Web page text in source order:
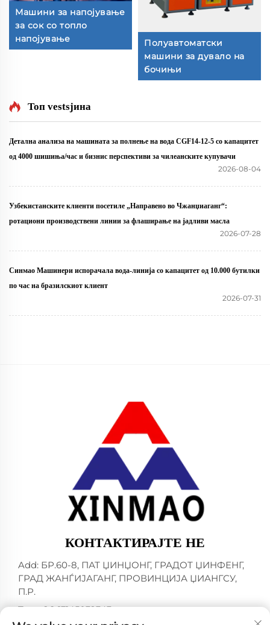
Машини за напојување
за сок со топло
напојување
Полуавтоматски
машини за дувало на
бочињи
Топ vestsјина
Детална анализа на машината за полнење на вода CGF14-12-5 со капацитет
од 4000 шишиња/час и бизнис перспективи за чилеанските купувачи
2026-08-04
Узбекистанските клиенти посетиле „Направено во Чжанџиаганг“:
ротациони производствени линии за флаширање на јадливи масла
2026-07-28
Синмао Машинери испорачала вода-линија со капацитет од 10.000 бутилки
по час на бразилскиот клиент
2026-07-31
КОНТАКТИРАЈТЕ НЕ
Add: БР.60-8, ПАТ ЏИНЏОНГ, ГРАДОТ ЏИНФЕНГ,
ГРАД ЖАНЃИЈАГАНГ, ПРОВИНЦИЈА ЏИАНГСУ,
П.Р.
Тел.:+86-13145032343